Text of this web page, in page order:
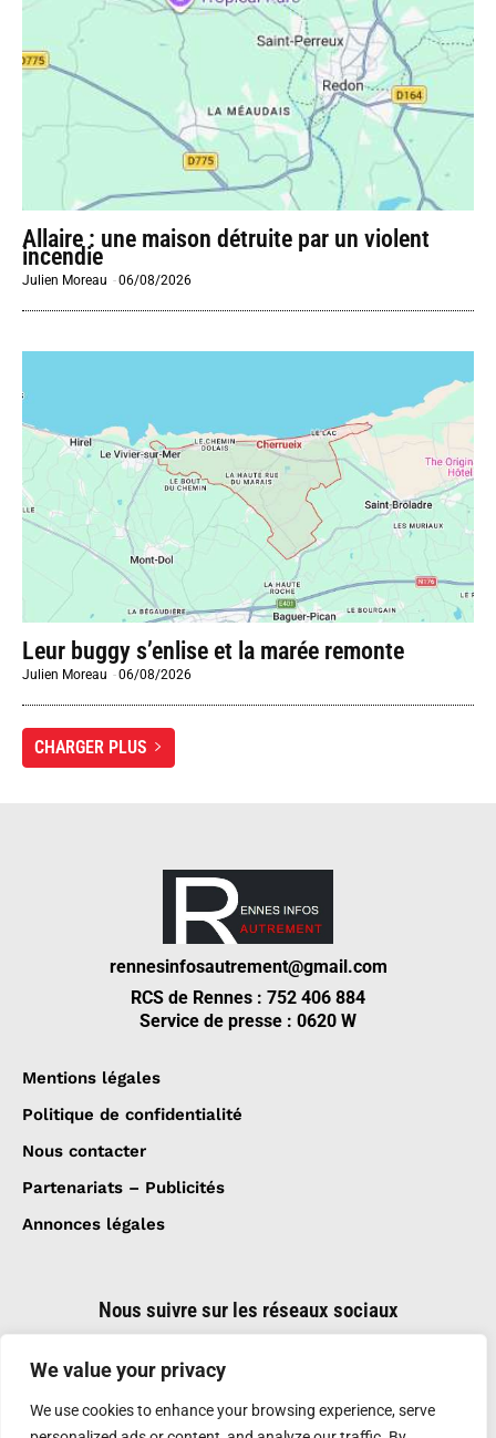
We value your privacy
We use cookies to enhance your browsing experience, serve
Allaire : une maison détruite par un violent
incendie
Julien Moreau -06/08/2026
Leur buggy s’enlise et la marée remonte
Julien Moreau -06/08/2026
CHARGER PLUS
rennesinfosautrement@gmail.com
RCS de Rennes : 752 406 884
Service de presse : 0620 W
Mentions légales
Politique de confidentialité
Nous contacter
Partenariats – Publicités
Annonces légales
Nous suivre sur les réseaux sociaux